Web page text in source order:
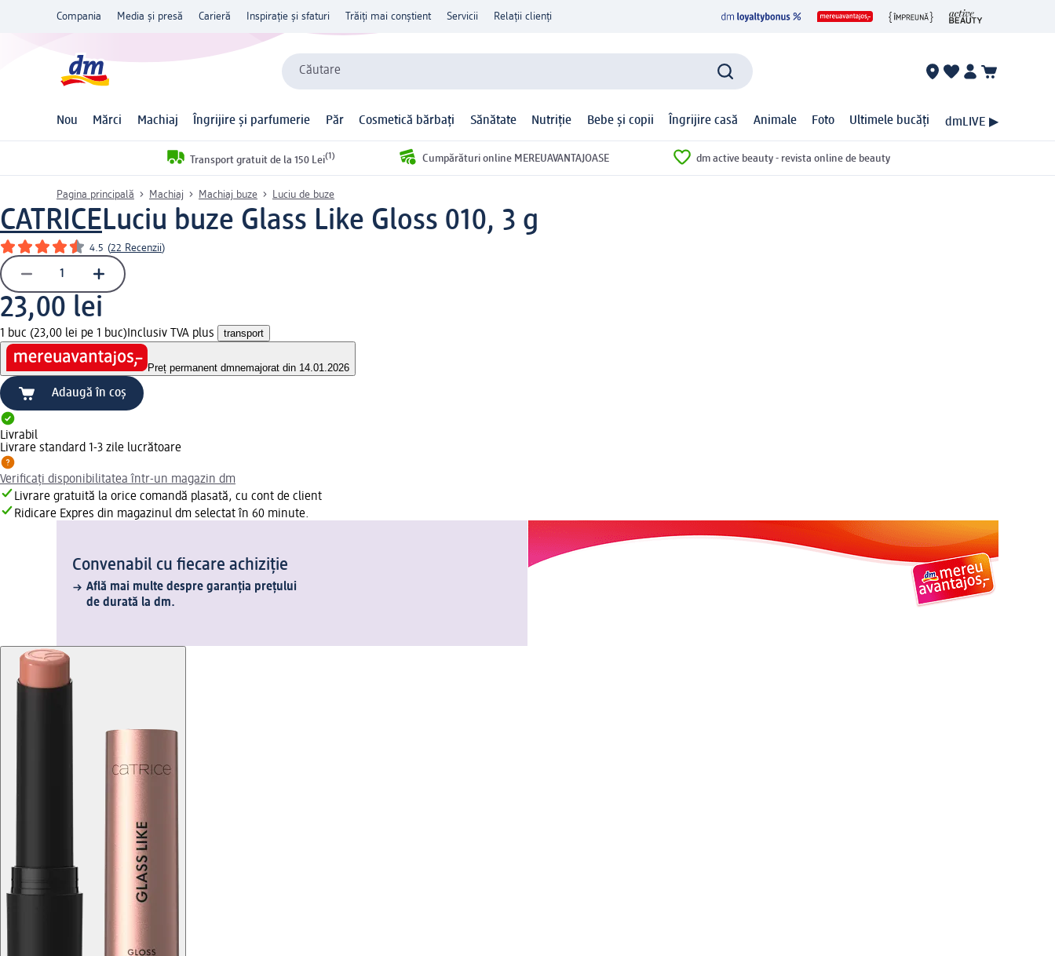
Compania Media și presă Carieră Inspirație și sfaturi Trăiți mai conștient Servicii Relații clienți
Căutare
Nou Mărci Machiaj Îngrijire și parfumerie Păr Cosmetică bărbați Sănătate Nutriție Bebe și copii Îngrijire casă Animale Foto Ultimele bucăți dmLIVE ▶
Transport gratuit de la 150 Lei(1) Cumpărături online MEREUAVANTAJOASE dm active beauty - revista online de beauty
Pagina principală Machiaj Machiaj buze Luciu de buze
CATRICELuciu buze Glass Like Gloss 010, 3 g
4.5 (22 Recenzii)
23,00 lei
1 buc (23,00 lei pe 1 buc) Inclusiv TVA plus transport
Preț permanent dmnemajorat din 14.01.2026
Adaugă în coș
Livrabil
Livrare standard 1-3 zile lucrătoare
Verificați disponibilitatea într-un magazin dm
Livrare gratuită la orice comandă plasată, cu cont de client
Ridicare Expres din magazinul dm selectat în 60 minute.
Convenabil cu fiecare achiziție
Află mai multe despre garanția prețului
de durată la dm.